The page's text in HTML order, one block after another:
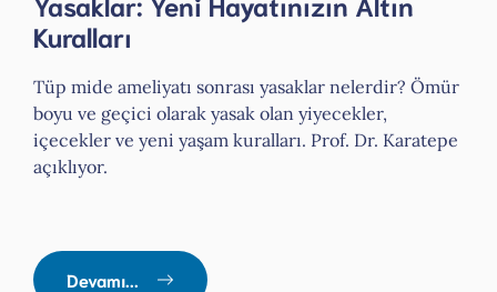
Kuralları
Tüp mide ameliyatı sonrası yasaklar nelerdir? Ömür
boyu ve geçici olarak yasak olan yiyecekler,
içecekler ve yeni yaşam kuralları. Prof. Dr. Karatepe
açıklıyor.
Devamı...